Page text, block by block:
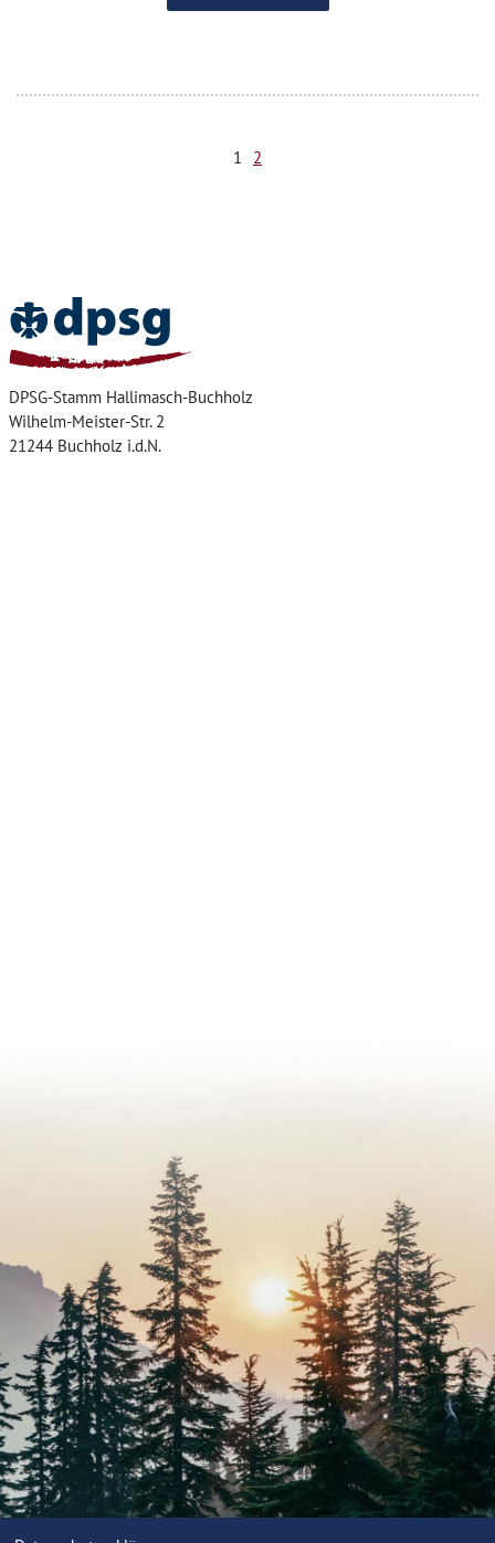
1 2
DPSG-Stamm Hallimasch-Buchholz
Wilhelm-Meister-Str. 2
21244 Buchholz i.d.N.